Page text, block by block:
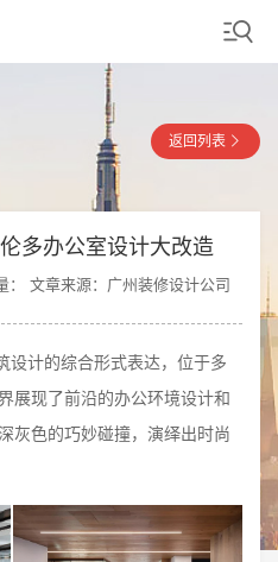
返回列表
多办公室设计大改造
文章来源：广州装修设计公司
设计的综合形式表达，位于多
展现了前沿的办公环境设计和
灰色的巧妙碰撞，演绎出时尚